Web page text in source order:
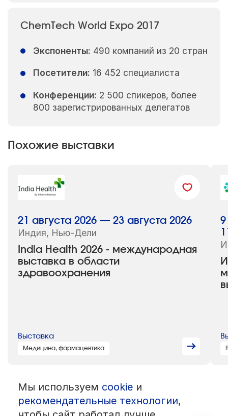
ChemTech World Expo 2017
Экспоненты: 490 компаний из 20 стран
Посетители: 16 452 специалиста
Конференции: 2 500 спикеров, более
800 зарегистрированных делегатов
Похожие выставки
India Health 2026 - международная
выставка в области
здравоохранения
21 августа 2026 — 23 августа 2026
Индия, Нью-Дели
Выставка
Медицина, фармацевтика
© 1992 — 2026 ООО «НЕГУС ЭКСПО Интернэшнл»
Все права защищены. Использование материалов возможно только
со ссылкой на источник.
Политика конфиденциальности
Мы используем cookieи
рекомендательные технологии,